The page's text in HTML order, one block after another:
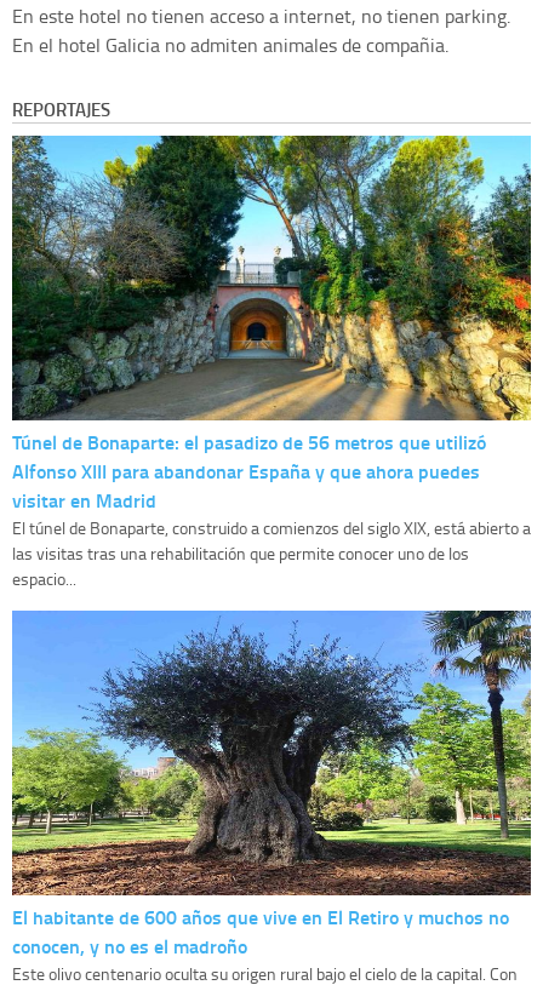
En este hotel no tienen acceso a internet, no tienen parking.
En el hotel Galicia no admiten animales de compañia.
REPORTAJES
Túnel de Bonaparte: el pasadizo de 56 metros que utilizó
Alfonso XIII para abandonar España y que ahora puedes
visitar en Madrid
El túnel de Bonaparte, construido a comienzos del siglo XIX, está abierto a
las visitas tras una rehabilitación que permite conocer uno de los
espacio...
El habitante de 600 años que vive en El Retiro y muchos no
conocen, y no es el madroño
Este olivo centenario oculta su origen rural bajo el cielo de la capital. Con